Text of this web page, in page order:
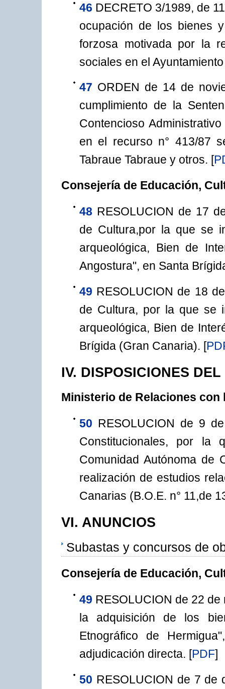
46 DECRETO 3/1989, de
ocupación de los bienes
forzosa motivada por la
sociales en el
47 ORDEN de 14 de
cumplimiento de la
Contencioso
en el recurso n° 413/87
Tabraue Tabraue y otros. [
Consejería de Educación,
48 RESOLUCION de 17
de Cultura,por la que se
arqueológica, Bien de
Angostura", en Santa
49 RESOLUCION de 18
de Cultura, por la que se
arqueológica, Bien de
Brígida (Gran Canaria). [
IV. DISPOSICIONES
Ministerio de Relaciones con
50 RESOLUCION de 9
Constitucionales, por la
Comunidad Autónoma de
realización de estudios
Canarias (B.O.E. n° 11,de
VI. ANUNCIOS
Subastas y concursos de
Consejería de Educación,
49 RESOLUCION de 22
la adquisición de los
Etnográfico de
adjudicación directa. [PDF]
50 RESOLUCION de 7 de